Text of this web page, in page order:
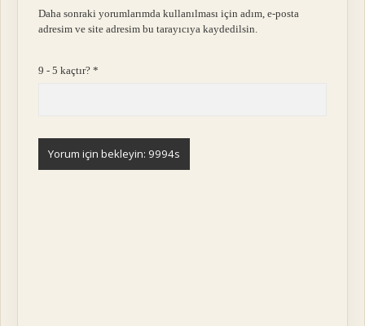
Daha sonraki yorumlarımda kullanılması için adım, e-posta
adresim ve site adresim bu tarayıcıya kaydedilsin.
9 - 5 kaçtır?*